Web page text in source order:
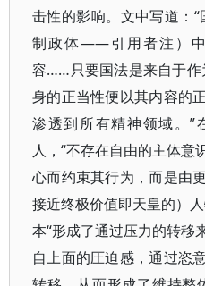
击性的影响。文中写道：“
制政体——引用者注）
容……只要国法是来自于作
身的正当性便以其内容的
渗透到所有精神领域。”
人，“不存在自由的主体意
心而约束其行为，而是由
接近终极价值即天皇的）
本“形成了通过压力的转移
自上面的圧迫感，通过恣